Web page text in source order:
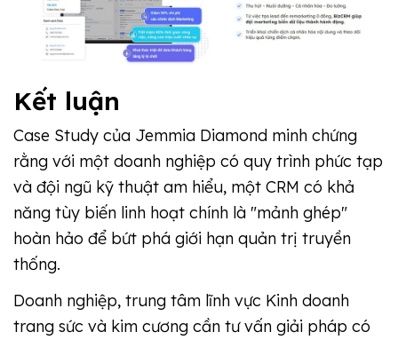
Kết luận
Case Study của Jemmia Diamond minh chứng
rằng với một doanh nghiệp có quy trình phức tạp
và đội ngũ kỹ thuật am hiểu, một CRM có khả
năng tùy biến linh hoạt chính là "mảnh ghép"
hoàn hảo để bứt phá giới hạn quản trị truyền
thống.
Doanh nghiệp, trung tâm lĩnh vực Kinh doanh
trang sức và kim cương cần tư vấn giải pháp có